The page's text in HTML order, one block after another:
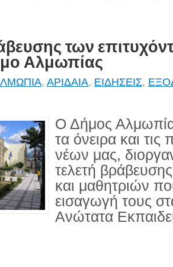
των
Αλμωπίας
, ΑΡΙΔΑΙΑ, ΕΙΔΗΣΕΙΣ,
Ο Δήμος
τα όνειρα και
νέων μας,
τελετή
και μαθητριών
εισαγωγή τους
Ανώτατα